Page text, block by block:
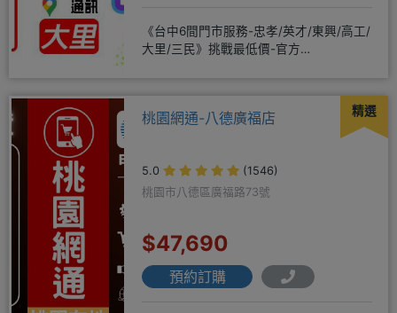
《台中6間門市服務-忠孝/英才/東興/高工/
大里/三民》挑戰最低價-官方
精選
桃園網通-八德廣福店
5.0
(1546)
桃園市八德區廣福路73號
$47,690
預約訂購